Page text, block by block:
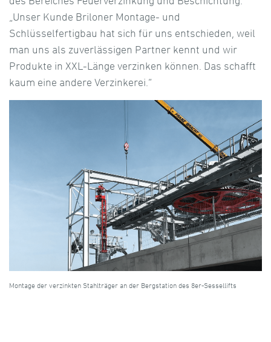
„Unser Kunde Briloner Montage- und
Schlüsselfertigbau hat sich für uns entschieden, weil
man uns als zuverlässigen Partner kennt und wir
Produkte in XXL-Länge verzinken können. Das schafft
kaum eine andere Verzinkerei.“
Montage der verzinkten Stahlträger an der Bergstation des 8er-Sessellifts